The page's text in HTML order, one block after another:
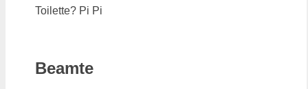
Toilette? Pi Pi
Beamte